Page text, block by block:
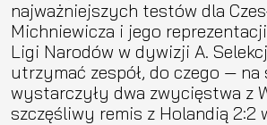
najważniejszych testów dla
Michniewicza i jego
Ligi Narodów w dywizji A.
utrzymać zespół, do czego —
wystarczyły dwa zwycięstwa z
szczęśliwy remis z Holandią 2:2